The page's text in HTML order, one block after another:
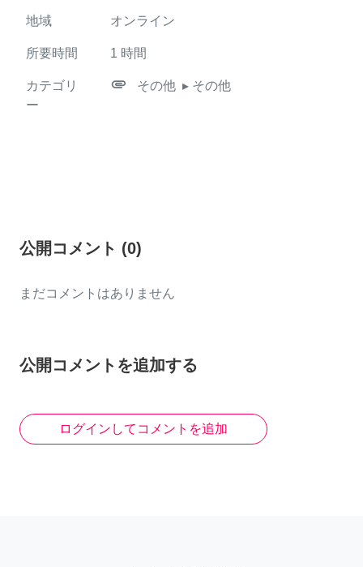
地域 オンライン
所要時間 1 時間
カテゴリ
ー
attachment その他 ▸ その他
公開コメント (0)
まだコメントはありません
公開コメントを追加する
ログインしてコメントを追加